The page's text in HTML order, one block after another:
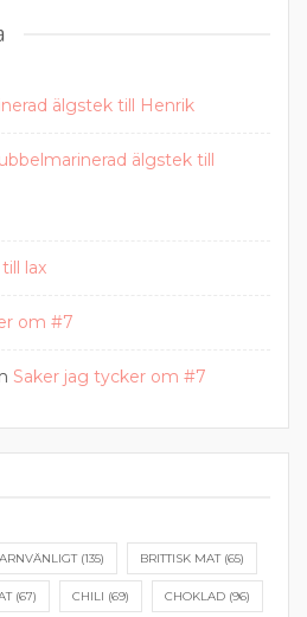
älgstek till Henrik
älgstek till
lax
om #7
Saker jag tycker om #7
(135) BRITTISK MAT(65)
(67) CHILI (69) CHOKLAD (96)